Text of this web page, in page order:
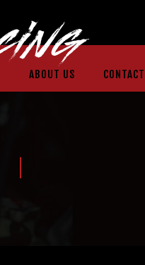
ABOUT US CONTACT